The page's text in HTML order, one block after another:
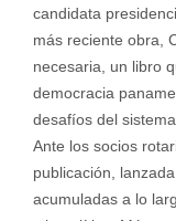
candidata
más reciente obra,
necesaria, un libro
democracia
desafíos del
Ante los socios
publicación,
acumuladas a lo